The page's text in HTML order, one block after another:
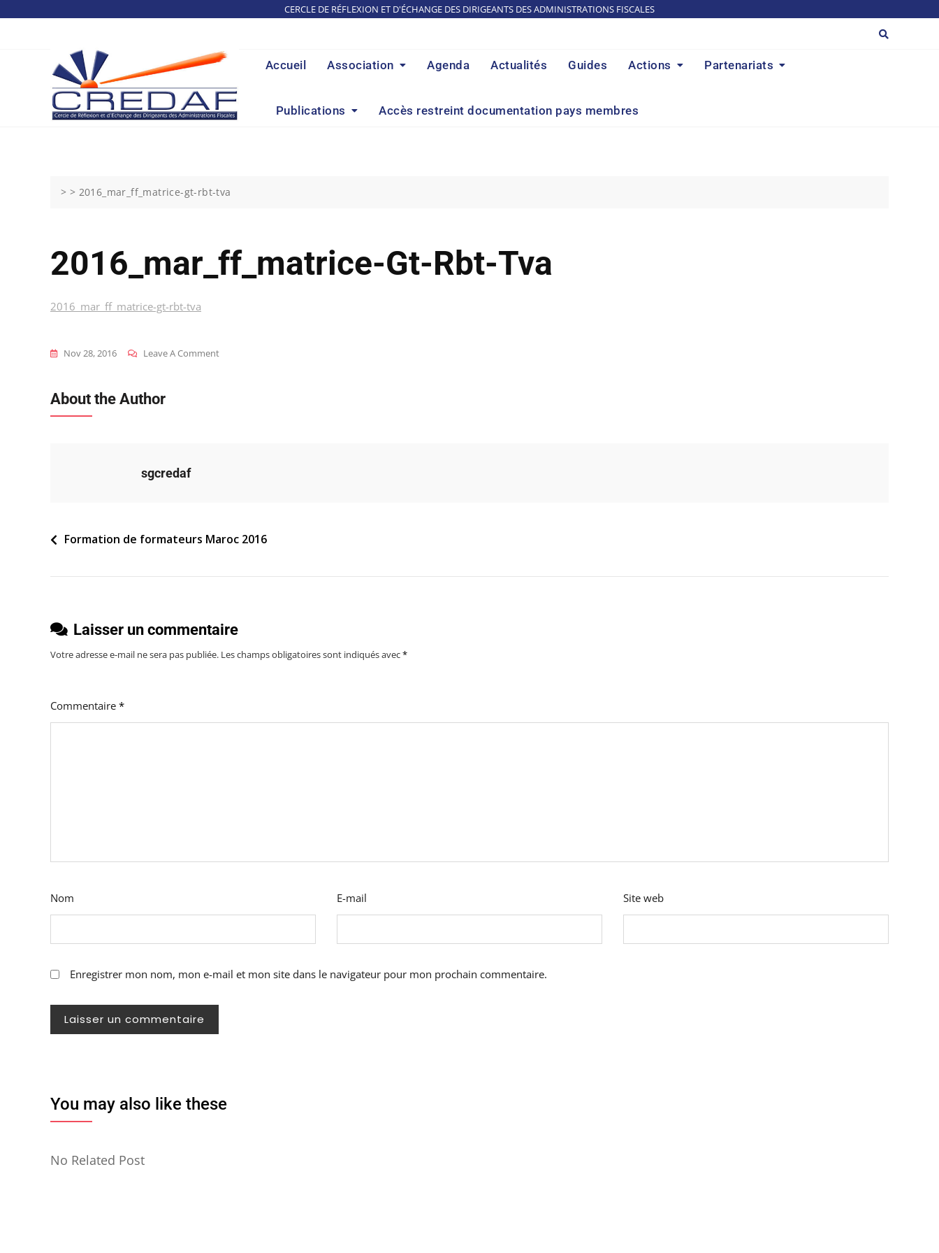
CERCLE DE RÉFLEXION ET D'ÉCHANGE DES DIRIGEANTS DES ADMINISTRATIONS FISCALES
Accueil Association Agenda Actualités Guides Actions Partenariats
Publications Accès restreint documentation pays membres
> > 2016_mar_ff_matrice-gt-rbt-tva
2016_mar_ff_matrice-Gt-Rbt-Tva
2016_mar_ff_matrice-gt-rbt-tva
Nov 28, 2016 Leave A CommentOn
About the Author
sgcredaf
Navigation
Formation de formateurs Maroc 2016
Laisser un commentaire
Votre adresse e-mail ne sera pas publiée. Les champs obligatoires sont indiqués avec*
Commentaire *
Nom E-mail Site web
Enregistrer mon nom, mon e-mail et mon site dans le navigateur pour mon prochain commentaire.
You may also like these
No Related Post